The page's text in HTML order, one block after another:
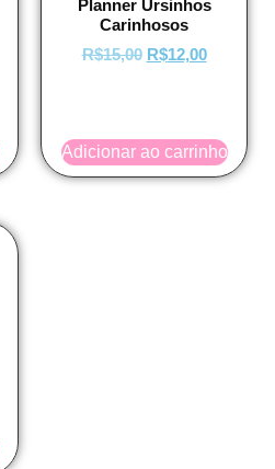
Planner Ursinhos
Carinhosos
R$15,00 R$12,00
Adicionar ao carrinho